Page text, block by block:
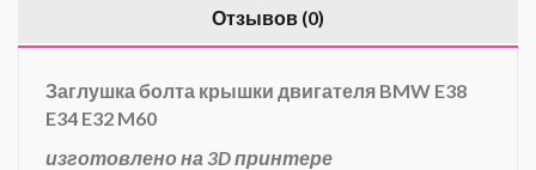
Отзывов (0)
Заглушка болта крышки двигателя BMW E38
E34 E32 M60
изготовлено на 3D принтере